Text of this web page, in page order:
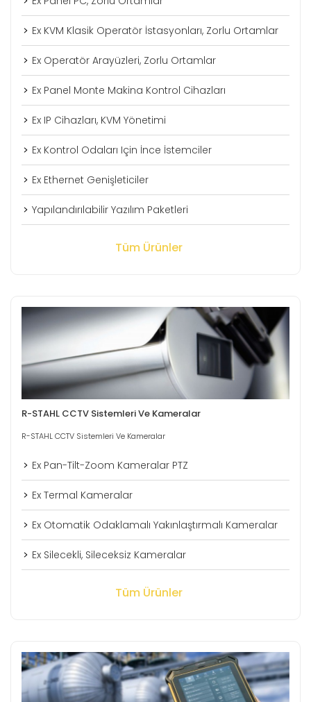
Ex KVM Klasik Operatör İstasyonları, Zorlu Ortamlar
Ex Operatör Arayüzleri, Zorlu Ortamlar
Ex Panel Monte Makina Kontrol Cihazları
Ex IP Cihazları, KVM Yönetimi
Ex Kontrol Odaları Için İnce İstemciler
Ex Ethernet Genişleticiler
Yapılandırılabilir Yazılım Paketleri
Tüm Ürünler
R-STAHL CCTV Sistemleri Ve Kameralar
R-STAHL CCTV Sistemleri Ve Kameralar
Ex Pan-Tilt-Zoom Kameralar PTZ
Ex Termal Kameralar
Ex Otomatik Odaklamalı Yakınlaştırmalı Kameralar
Ex Silecekli, Sileceksiz Kameralar
Tüm Ürünler